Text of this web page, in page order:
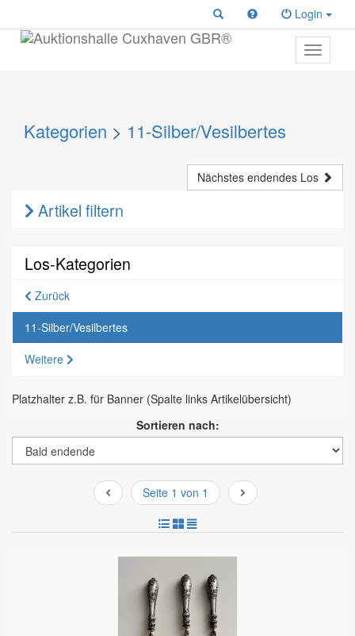
Login
Toggle
primary
Kategorien > 11-Silber/Vesilbertes
Nächstes endendes Los
Artikel filtern
Los-Kategorien
Zurück
11-Silber/Vesilbertes
Weitere
Platzhalter z.B. für Banner (Spalte links Artikelübersicht)
Sortieren nach:
Seite 1 von 1